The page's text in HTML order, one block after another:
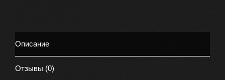
12х4
Описание
Отзывы (0)